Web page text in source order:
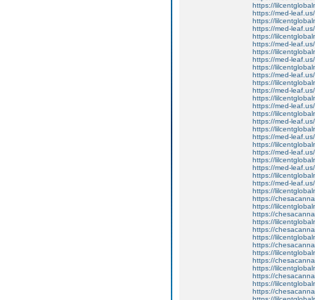
https://
https://med-leaf.us/
https://
https://med-leaf.us/
https://
https://med-leaf.us/
https://
https://med-leaf.us/
https://
https://med-leaf.us/
https://
https://med-leaf.us/
https://
https://med-leaf.us/
https://
https://med-leaf.us/
https://
https://med-leaf.us/
https://
https://med-leaf.us/
https://
https://med-leaf.us/
https://
https://med-leaf.us/
https://
https://
https://
https://
https://
https://
https://
https://
https://
https://
https://
https://
https://
https://